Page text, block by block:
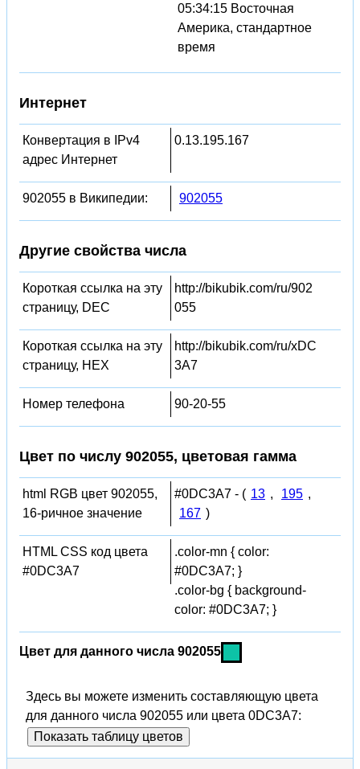
05:34:15 Восточная
Америка, стандартное
время
Интернет
Конвертация в IPv4
адрес Интернет
0.13.195.167
902055 в Википедии: 902055
Другие свойства числа
Короткая ссылка на эту
страницу, DEC
http://bikubik.com/ru/902
055
Короткая ссылка на эту
страницу, HEX
http://bikubik.com/ru/xDC
3A7
Номер телефона 90-20-55
Цвет по числу 902055, цветовая гамма
html RGB цвет 902055,
16-ричное значение
#0DC3A7 - ( 13 , 195 ,
167 )
HTML CSS код цвета
#0DC3A7
.color-mn { color:
#0DC3A7; }
.color-bg { background-
color: #0DC3A7; }
Цвет для данного числа 902055
Здесь вы можете изменить составляющую цвета
для данного числа 902055 или цвета 0DC3A7:
Показать таблицу цветов